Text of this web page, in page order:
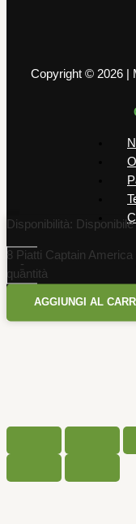
Copyright © 2026 |
Disponibilità: Disponibile
-
8 Piatti Captain
quantità
AGGIUNGI AL